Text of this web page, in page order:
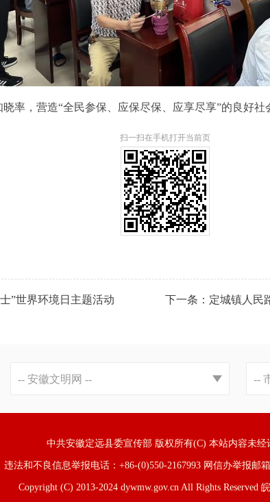
晓率，营造“全民参保、应保尽保、应享尽享”的良好社
扫一扫在手机打开当前页
”世界环境日主题活动
中共安徽定远县委宣传部 版权所有(C) 本站内容未经
违法和不良信息举报电话：+86-(0)550-2167993 网信办举报邮
Copyright (C) 2013-2024 dywmw.gov.cn All Rights Reserved